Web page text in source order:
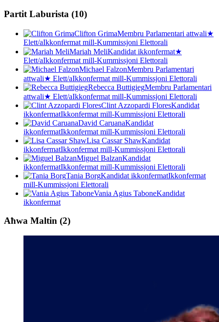
Partit Laburista (10)
Clifton GrimaMembru Parlamentari attwali★
Elett/aIkkonfermat mill-Kummissjoni Elettorali
Mariah MeliKandidat ikkonfermat★
Elett/aIkkonfermat mill-Kummissjoni Elettorali
Michael FalzonMembru Parlamentari
attwali★ Elett/aIkkonfermat mill-Kummissjoni Elettorali
Rebecca ButtigiegMembru Parlamentari
attwali★ Elett/aIkkonfermat mill-Kummissjoni Elettorali
Clint Azzopardi FloresKandidat
ikkonfermatIkkonfermat mill-Kummissjoni Elettorali
David CaruanaKandidat
ikkonfermatIkkonfermat mill-Kummissjoni Elettorali
Lisa Cassar ShawKandidat
ikkonfermatIkkonfermat mill-Kummissjoni Elettorali
Miguel BalzanKandidat
ikkonfermatIkkonfermat mill-Kummissjoni Elettorali
Tania BorgKandidat ikkonfermatIkkonfermat
mill-Kummissjoni Elettorali
Vania Agius TaboneKandidat
ikkonfermat
Aħwa Maltin (2)